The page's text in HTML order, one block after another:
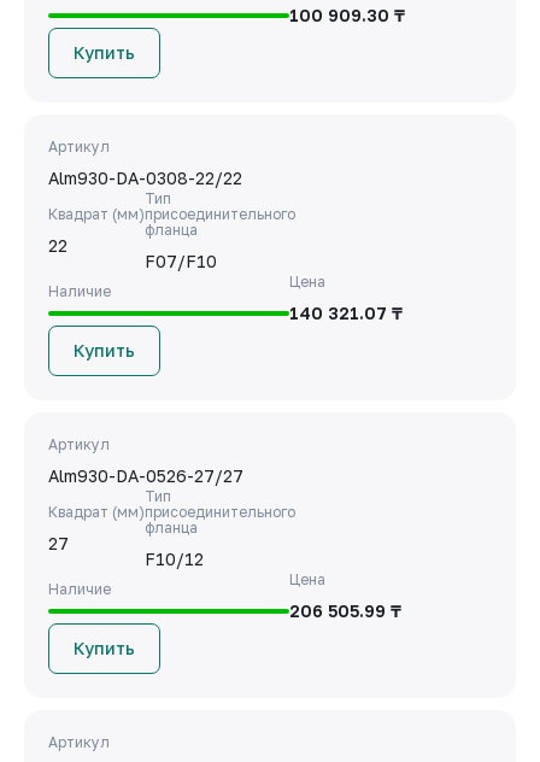
100 909.30 ₸
Купить
Артикул
Alm930-DA-0308-22/22
Квадрат (мм)
22
Тип
присоединительного
фланца
F07/F10
Наличие
Цена
140 321.07 ₸
Купить
Артикул
Alm930-DA-0526-27/27
Квадрат (мм)
27
Тип
присоединительного
фланца
F10/12
Наличие
Цена
206 505.99 ₸
Купить
Артикул